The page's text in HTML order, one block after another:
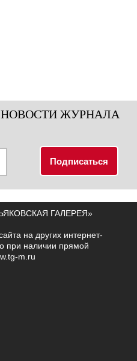
ЖУРНАЛА
ГАЛЕРЕЯ»
на других интернет-
при наличии прямой
m.ru